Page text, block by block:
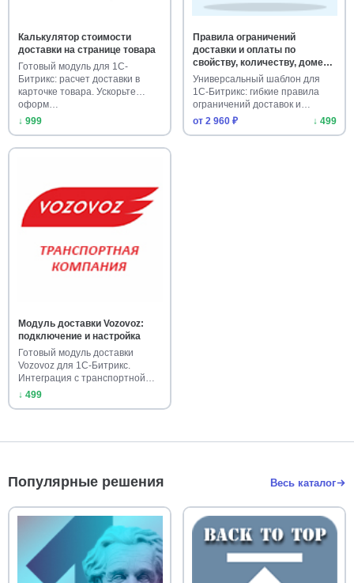
Калькулятор стоимости
доставки на странице товара
Готовый модуль для 1С-
Битрикс: расчет доставки в
карточке товара. Ускорьте
оформ…
↓ 999
Правила ограничений
доставки и оплаты по
свойству, количеству, домену,
функции (restrictions)
Универсальный шаблон для
1С-Битрикс: гибкие правила
ограничений доставок и
оплат…
от 2 960 ₽ ↓ 499
Модуль доставки Vozovoz:
подключение и настройка
Готовый модуль доставки
Vozovoz для 1С-Битрикс.
Интеграция с транспортной
компан…
↓ 499
Популярные решения Весь каталог